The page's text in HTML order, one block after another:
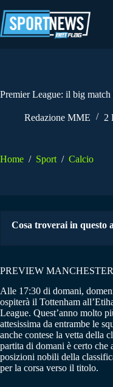
al
contenuto
Premier League: il big
Redazione MME 2
Home / Sport / Calcio
Cosa troverai in questo
PREVIEW
Alle 17:30 di domani,
ospiterà il Tottenham
League. Quest’anno molto
attesissima da entrambe le
anche contese la vetta della
partita di domani è certo che
posizioni nobili della
per la corsa verso il titolo.